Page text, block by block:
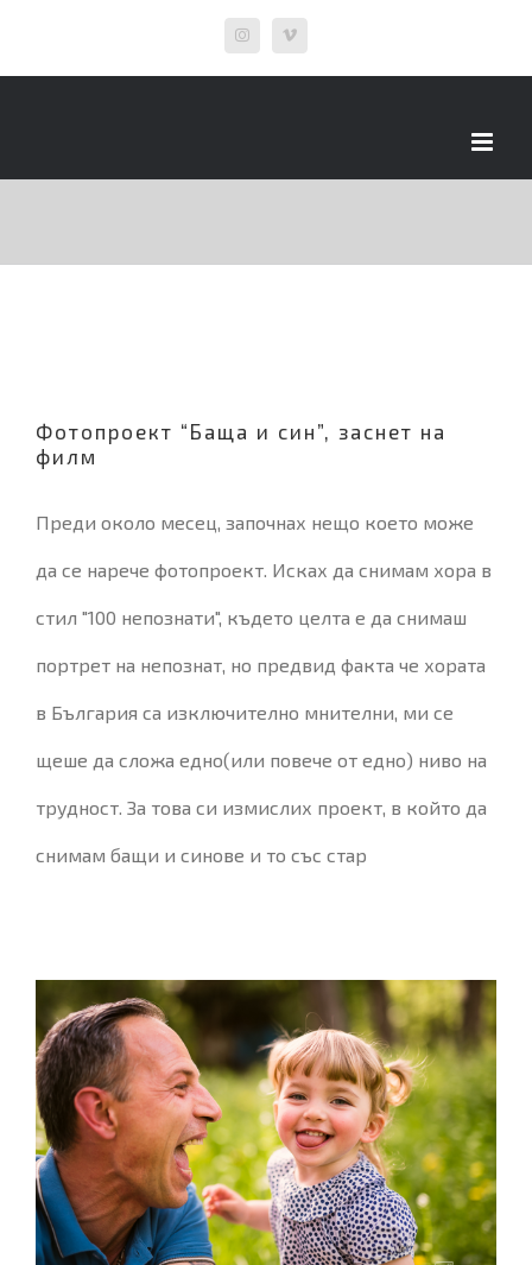
InstagramVimeo
Фотопроект “Баща и син”, заснет на
филм
Преди около месец, започнах нещо което може
да се нарече фотопроект. Исках да снимам хора в
стил "100 непознати", където целта е да снимаш
портрет на непознат, но предвид факта че хората
в България са изключително мнителни, ми се
щеше да сложа едно(или повече от едно) ниво на
трудност. За това си измислих проект, в който да
снимам бащи и синове и то със стар
Детски фотосесии в София